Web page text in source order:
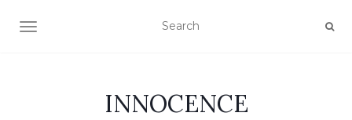
TOGGLE NAVIGATION
INNOCENCE